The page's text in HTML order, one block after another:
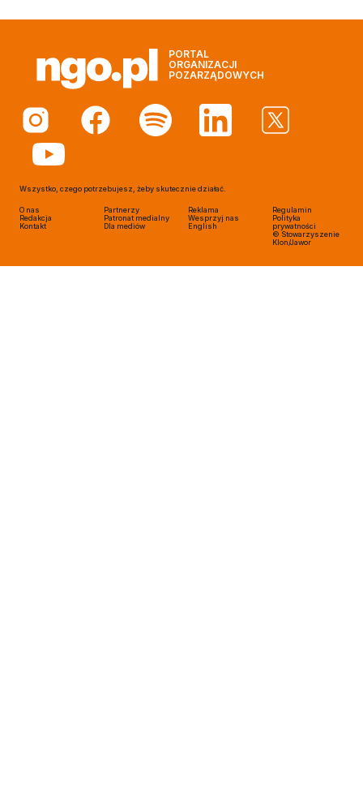
PORTAL
ORGANIZACJI
POZARZĄDOWYCH
Wszystko, czego potrzebujesz, żeby skutecznie działać.
O nas
Redakcja
Kontakt
Partnerzy
Patronat medialny
Dla mediów
Reklama
Wesprzyj nas
English
Regulamin
Polityka
prywatności
© Stowarzyszenie
Klon/Jawor